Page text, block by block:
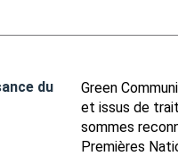
du
Green
et issus de
sommes
Premières